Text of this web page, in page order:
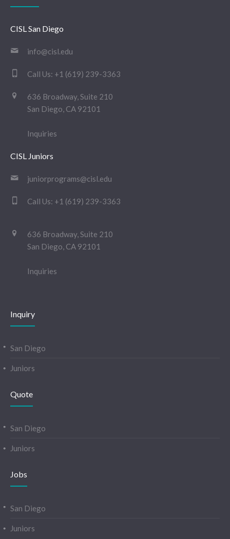
CISL San Diego
info@cisl.edu
Call Us: +1 (619) 239-3363
636 Broadway, Suite 210
San Diego, CA 92101
Inquiries
CISL Juniors
juniorprograms@cisl.edu
Call Us: +1 (619) 239-3363
636 Broadway, Suite 210
San Diego, CA 92101
Inquiries
Inquiry
San Diego
Juniors
Quote
San Diego
Juniors
Jobs
San Diego
Juniors